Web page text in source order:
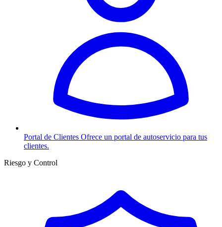
Portal de Clientes Ofrece un portal de autoservicio para tus
clientes.
Riesgo y Control